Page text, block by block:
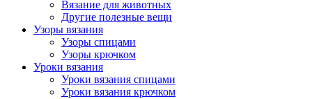
Вязание для животных
Другие полезные вещи
Узоры вязания
Узоры спицами
Узоры крючком
Уроки вязания
Уроки вязания спицами
Уроки вязания крючком